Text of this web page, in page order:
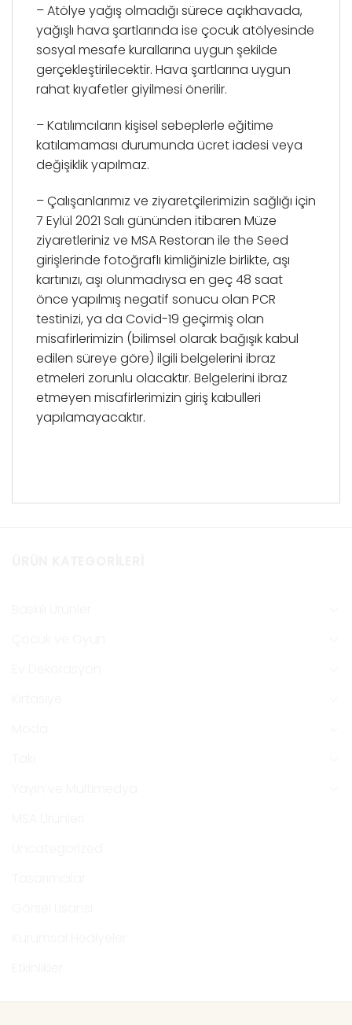
– Atölye yağış olmadığı sürece açıkhavada,
yağışlı hava şartlarında ise çocuk atölyesinde
sosyal mesafe kurallarına uygun şekilde
gerçekleştirilecektir. Hava şartlarına uygun
rahat kıyafetler giyilmesi önerilir.
– Katılımcıların kişisel sebeplerle eğitime
katılamaması durumunda ücret iadesi veya
değişiklik yapılmaz.
– Çalışanlarımız ve ziyaretçilerimizin sağlığı için
7 Eylül 2021 Salı gününden itibaren Müze
ziyaretleriniz ve MSA Restoran ile the Seed
girişlerinde fotoğraflı kimliğinizle birlikte, aşı
kartınızı, aşı olunmadıysa en geç 48 saat
önce yapılmış negatif sonucu olan PCR
testinizi, ya da Covid-19 geçirmiş olan
misafirlerimizin (bilimsel olarak bağışık kabul
edilen süreye göre) ilgili belgelerini ibraz
etmeleri zorunlu olacaktır. Belgelerini ibraz
etmeyen misafirlerimizin giriş kabulleri
yapılamayacaktır.